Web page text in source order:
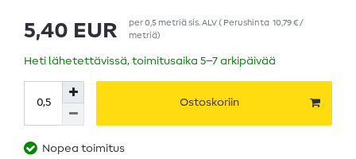
5,40 EUR per0,5 metriäsis. ALV( Perushinta 10,79 € /
metriä)
Heti lähetettävissä, toimitusaika 5–7 arkipäivää
Ostoskoriin
Nopea toimitus